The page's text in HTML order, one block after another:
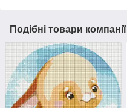
Подібні товари компанії